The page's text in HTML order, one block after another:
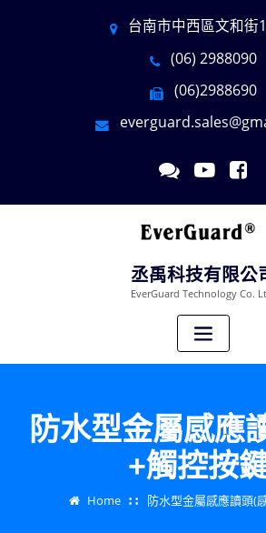
台南市中西區文和街
(06) 2988090
(06)2988690
丞禹科技有限公
EverGuard Technology Co.
防水型金屬感應
+觸控按
Home 防水型金屬感應讀頭(